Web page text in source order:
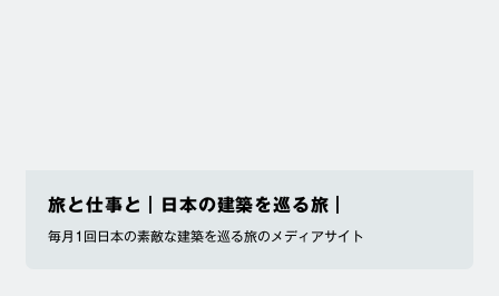
旅と仕事と｜日本の建築を巡る旅｜
毎月1回日本の素敵な建築を巡る旅のメディアサイト